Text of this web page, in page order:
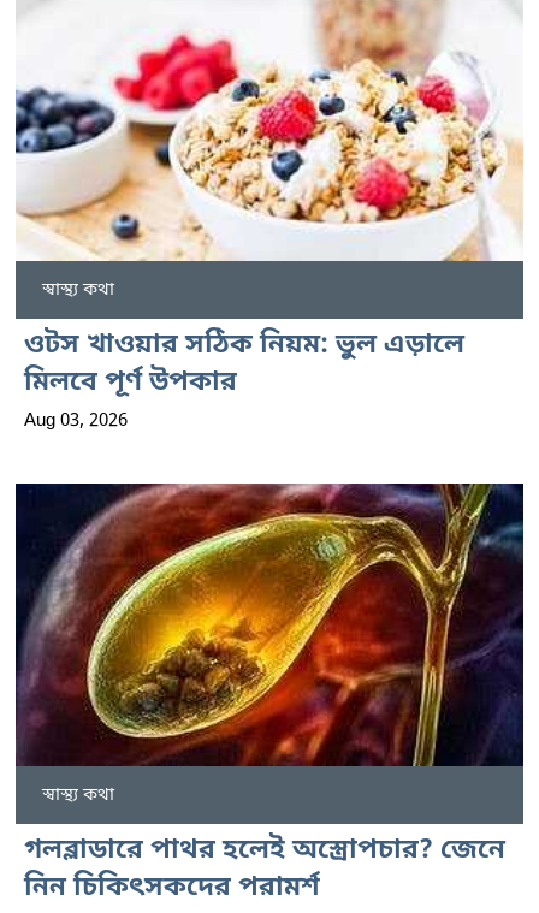
স্বাস্থ্য কথা
ওটস খাওয়ার সঠিক নিয়ম: ভুল এড়ালে
মিলবে পূর্ণ উপকার
Aug 03, 2026
স্বাস্থ্য কথা
গলব্লাডারে পাথর হলেই অস্ত্রোপচার? জেনে
নিন চিকিৎসকদের পরামর্শ